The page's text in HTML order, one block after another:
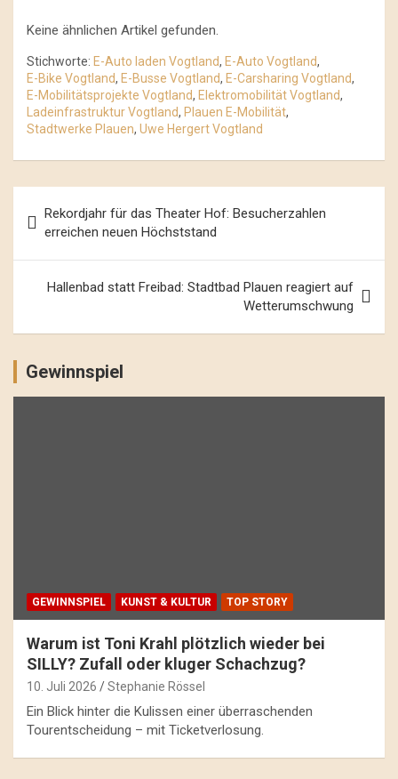
Keine ähnlichen Artikel gefunden.
Stichworte: E-Auto laden Vogtland, E-Auto Vogtland,
E-Bike Vogtland, E-Busse Vogtland, E-Carsharing Vogtland,
E-Mobilitätsprojekte Vogtland, Elektromobilität Vogtland,
Ladeinfrastruktur Vogtland, Plauen E-Mobilität,
Stadtwerke Plauen, Uwe Hergert Vogtland
Navigation
Rekordjahr für das Theater Hof: Besucherzahlen
erreichen neuen Höchststand
Hallenbad statt Freibad: Stadtbad Plauen reagiert auf
Wetterumschwung
Gewinnspiel
GEWINNSPIEL KUNST & KULTUR TOP STORY
Warum ist Toni Krahl plötzlich wieder bei
SILLY? Zufall oder kluger Schachzug?
10. Juli 2026 Stephanie Rössel
Ein Blick hinter die Kulissen einer überraschenden
Tourentscheidung – mit Ticketverlosung.